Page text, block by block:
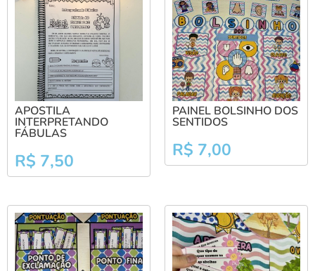
APOSTILA
INTERPRETANDO
FÁBULAS
R$ 7,50
PAINEL BOLSINHO DOS
SENTIDOS
R$ 7,00